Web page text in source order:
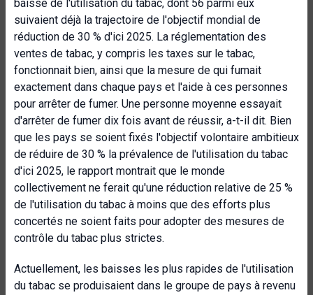
baisse de l'utilisation du tabac, dont 56 parmi eux
suivaient déjà la trajectoire de l'objectif mondial de
réduction de 30 % d'ici 2025. La réglementation des
ventes de tabac, y compris les taxes sur le tabac,
fonctionnait bien, ainsi que la mesure de qui fumait
exactement dans chaque pays et l'aide à ces personnes
pour arrêter de fumer. Une personne moyenne essayait
d'arrêter de fumer dix fois avant de réussir, a-t-il dit. Bien
que les pays se soient fixés l'objectif volontaire ambitieux
de réduire de 30 % la prévalence de l'utilisation du tabac
d'ici 2025, le rapport montrait que le monde
collectivement ne ferait qu'une réduction relative de 25 %
de l'utilisation du tabac à moins que des efforts plus
concertés ne soient faits pour adopter des mesures de
contrôle du tabac plus strictes.
Actuellement, les baisses les plus rapides de l'utilisation
du tabac se produisaient dans le groupe de pays à revenu